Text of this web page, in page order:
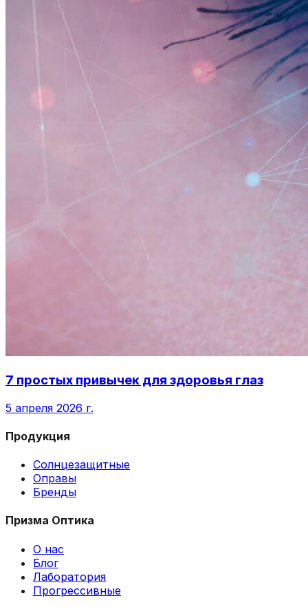
7 простых привычек для здоровья глаз
5 апреля 2026 г.
Продукция
Солнцезащитные
Оправы
Бренды
Призма Оптика
О нас
Блог
Лаборатория
Прогрессивные